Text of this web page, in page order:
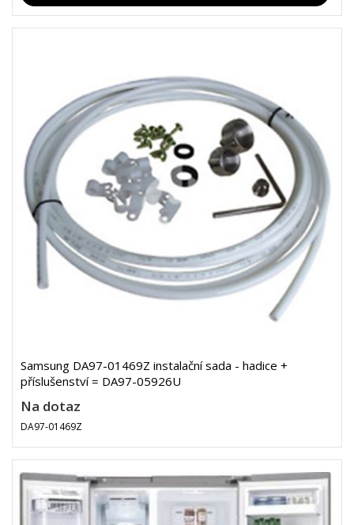
Samsung DA97-01469Z instalační sada - hadice +
příslušenství = DA97-05926U
Na dotaz
DA97-01469Z